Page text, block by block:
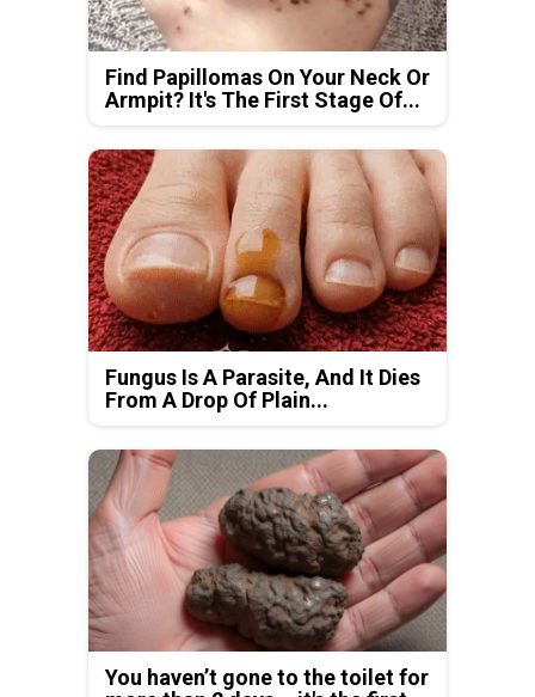
Find Papillomas On Your Neck Or
Armpit? It's The First Stage Of...
Fungus Is A Parasite, And It Dies
From A Drop Of Plain...
You haven’t gone to the toilet for